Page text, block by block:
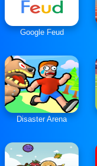
Google Feud
Disaster Arena